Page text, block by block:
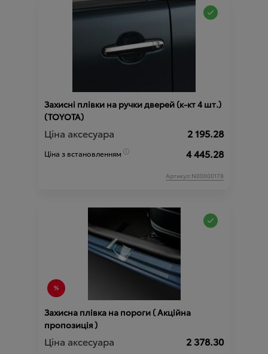
Захисні плівки на ручки дверей (к-кт 4 шт.)
(TOYOTA)
Ціна аксесуара 2 195.28
Ціна з встановленням 4 445.28
Артикул:N00000178
Захисна плівка на пороги ( Акційна
пропозиція )
Ціна аксесуара 2 378.30